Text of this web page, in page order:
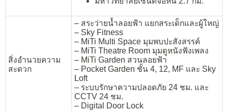
สิ่งอำนวยความ
สะดวก
– สระว่ายน้ำลอยฟ้า แยกสระเด็กและผู้ใหญ่
– Sky Fitness
– MiTi Multi Space มุมพบปะสังสรรค์
– MiTi Theatre Room มุมดูหนังฟังเพลง
– MiTi Garden สวนลอยฟ้า
– Pocket Garden ชั้น 4, 12, MF และ Sky
Loft
– ระบบรักษาความปลอดภัย 24 ชม. และ
CCTV 24 ชม.
– Digital Door Lock